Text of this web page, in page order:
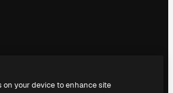
on your device to enhance site